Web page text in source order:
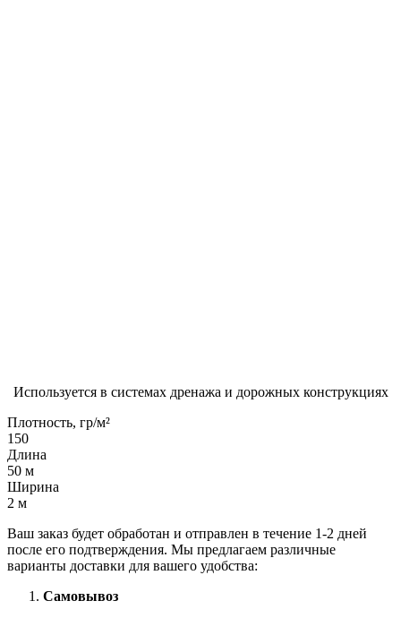
Используется в системах дренажа и дорожных конструкциях
Плотность, гр/м²
150
Длина
50 м
Ширина
2 м
Ваш заказ будет обработан и отправлен в течение 1-2 дней
после его подтверждения. Мы предлагаем различные
варианты доставки для вашего удобства:
Самовывоз